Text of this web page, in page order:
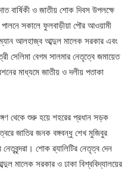
বার্ষিকী ও জাতীয় শোক দিবস উপলক্ষে
পালনে সকালে ফুলবাড়ীয়া পৌর আওয়ামী
আলহাজ্ব আব্দুল মালেক সরকার এবং
সেলিমা বেগম সালমার নেতৃত্বে জমায়েত
মাধ্যমে জাতীয় ও দলীয় পতাকা
থেকে শুরু হয়ে শহরের প্রধান সড়ক
জাতির জনক বঙ্গবন্ধু শেখ মুজিবুর
শোক ৱ্যালিটির নেতৃত্ব দেন
মালেক সরকার ও ঢাকা বিশ্ববিদ্যালয়ের